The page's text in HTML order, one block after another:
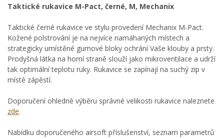
Taktické rukavice M-Pact, černé, M, Mechanix
Taktické černé rukavice ve stylu provedení Mechanix M-Pact.
Kožené polstrování je na nejvíce namáhaných místech a
strategicky umístěné gumové bloky ochrání Vaše klouby a prsty.
Prodyšná látka na horní straně slouží jako mikroventilace a udrží
tak optimální teplotu ruky. Rukavice se zapínají na suchý zip v
místě zápěstí.
Doporučení ohledně výběru správné velikosti rukavice naleznete
zde.
Nabídku doporučeného airsoft příslušenství, seznam parametrů